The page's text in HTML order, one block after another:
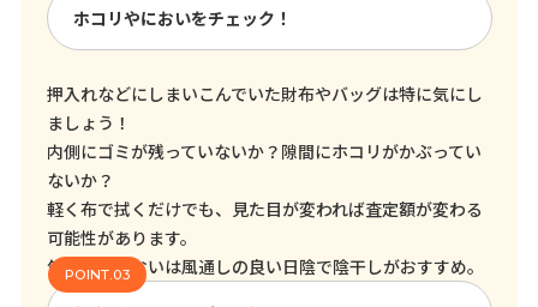
ホコリやにおいをチェック！
押入れなどにしまいこんでいた財布やバッグは特に気にし
ましょう！
内側にゴミが残っていないか？隙間にホコリがかぶってい
ないか？
軽く布で拭くだけでも、見た目が変われば査定額が変わる
可能性があります。
気になるにおいは風通しの良い日陰で陰干しがおすすめ。